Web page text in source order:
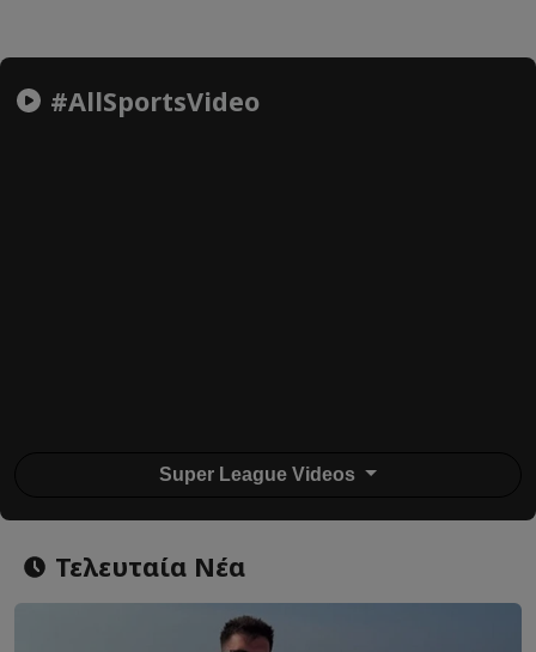
#AllSportsVideo
Super League Videos
Τελευταία Νέα